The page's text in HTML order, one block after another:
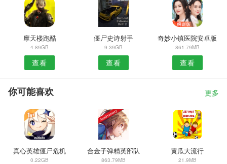
摩天楼跑酷
4.89GB
查看
僵尸史诗射手
9.39GB
查看
奇妙小镇医院安卓版
861.79MB
查看
你可能喜欢 更多
真心英雄僵尸危机
0.22GB
合金子弹精英部队
863.79MB
黄瓜大流行
21.9MB